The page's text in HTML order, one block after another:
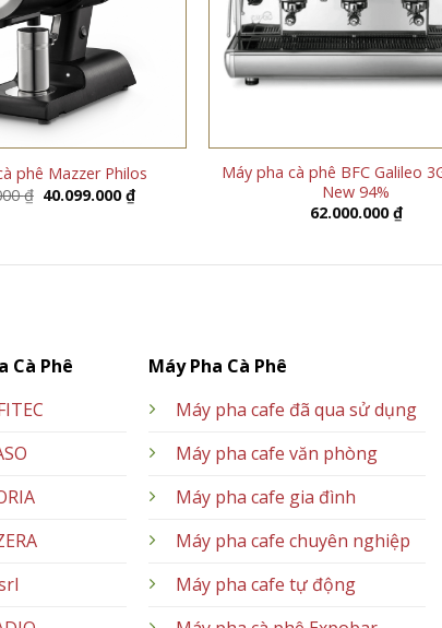
phê Mazzer Philos
₫ Giá
40.099.000₫Giá
Máy pha cà phê BFC Galileo
New 94%
62.000.000₫
Cà Phê
Máy Pha Cà Phê
Máy pha cafe đã qua sử dụng
Máy pha cafe văn phòng
Máy pha cafe gia đình
Máy pha cafe chuyên nghiệp
Máy pha cafe tự động